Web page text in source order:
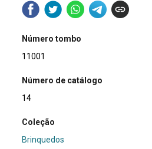
Número tombo
11001
Número de catálogo
14
Coleção
Brinquedos